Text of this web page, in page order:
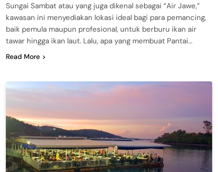
Sungai Sambat atau yang juga dikenal sebagai “Air Jawe,”
kawasan ini menyediakan lokasi ideal bagi para pemancing,
baik pemula maupun profesional, untuk berburu ikan air
tawar hingga ikan laut. Lalu, apa yang membuat Pantai…
Read More